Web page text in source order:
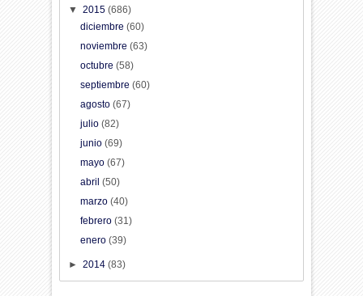
▼2015(686)
diciembre (60)
noviembre (63)
octubre (58)
septiembre (60)
agosto (67)
julio (82)
junio (69)
mayo (67)
abril (50)
marzo (40)
febrero (31)
enero (39)
►2014(83)